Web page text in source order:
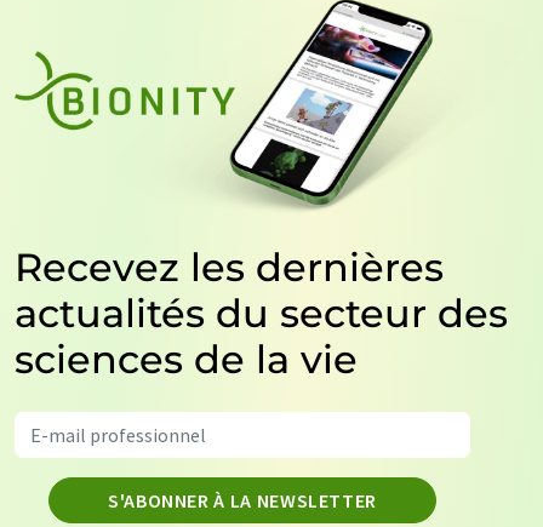
Recevez les dernières
actualités du secteur des
sciences de la vie
S'ABONNER À LA NEWSLETTER